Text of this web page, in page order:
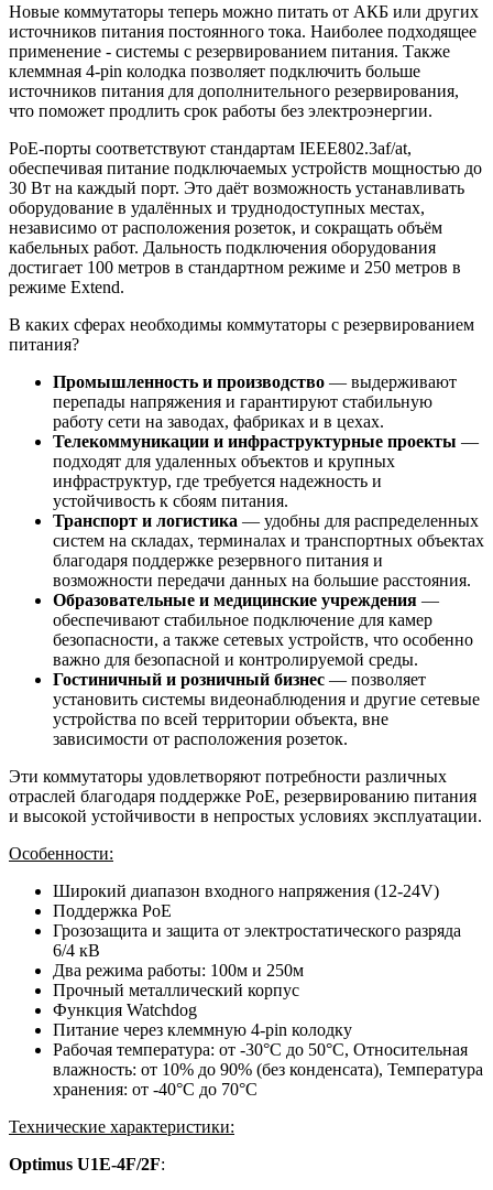
Новые коммутаторы теперь можно питать от АКБ или других
источников питания постоянного тока. Наиболее подходящее
применение - системы с резервированием питания. Также
клеммная 4-pin колодка позволяет подключить больше
источников питания для дополнительного резервирования,
что поможет продлить срок работы без электроэнергии.
PoE-порты соответствуют стандартам IEEE802.3af/at,
обеспечивая питание подключаемых устройств мощностью до
30 Вт на каждый порт. Это даёт возможность устанавливать
оборудование в удалённых и труднодоступных местах,
независимо от расположения розеток, и сокращать объём
кабельных работ. Дальность подключения оборудования
достигает 100 метров в стандартном режиме и 250 метров в
режиме Extend.
В каких сферах необходимы коммутаторы с резервированием
питания?
Промышленность и производство — выдерживают
перепады напряжения и гарантируют стабильную
работу сети на заводах, фабриках и в цехах.
Телекоммуникации и инфраструктурные проекты —
подходят для удаленных объектов и крупных
инфраструктур, где требуется надежность и
устойчивость к сбоям питания.
Транспорт и логистика — удобны для распределенных
систем на складах, терминалах и транспортных объектах
благодаря поддержке резервного питания и
возможности передачи данных на большие расстояния.
Образовательные и медицинские учреждения —
обеспечивают стабильное подключение для камер
безопасности, а также сетевых устройств, что особенно
важно для безопасной и контролируемой среды.
Гостиничный и розничный бизнес — позволяет
установить системы видеонаблюдения и другие сетевые
устройства по всей территории объекта, вне
зависимости от расположения розеток.
Эти коммутаторы удовлетворяют потребности различных
отраслей благодаря поддержке PoE, резервированию питания
и высокой устойчивости в непростых условиях эксплуатации.
Особенности:
Широкий диапазон входного напряжения (12-24V)
Поддержка PoE
Грозозащита и защита от электростатического разряда
6/4 кВ
Два режима работы: 100м и 250м
Прочный металлический корпус
Функция Watchdog
Питание через клеммную 4-pin колодку
Рабочая температура: от -30°C до 50°C, Относительная
влажность: от 10% до 90% (без конденсата), Температура
хранения: от -40°C до 70°C
Технические характеристики:
Optimus U1E-4F/2F: